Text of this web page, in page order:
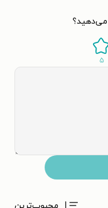
می‌دهید؟
۵